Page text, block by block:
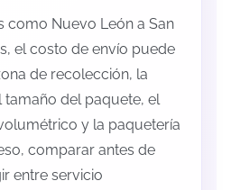
como Nuevo León a San
el costo de envío puede
de recolección, la
tamaño del paquete, el
y la paquetería
comparar antes de
entre servicio